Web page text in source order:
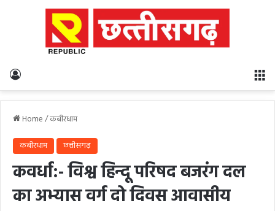
Home/कबीरधाम
कबीरधाम छत्तीसगढ़
कवर्धा:- विश्व हिन्दू परिषद बजरंग दल
का अभ्यास वर्ग दो दिवस आवासीय